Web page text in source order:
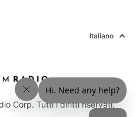
Italiano
Corp. Tutti i diritti riservati.